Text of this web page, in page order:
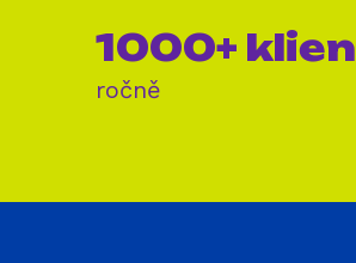
1000+
ročně